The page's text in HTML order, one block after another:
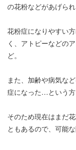
の花粉などがあげられ
花粉症になりやすい
く、アトピーなどの
ど。
また、加齢や病気な
症になった…という方
そのため現在はまだ
ともあるので、可能